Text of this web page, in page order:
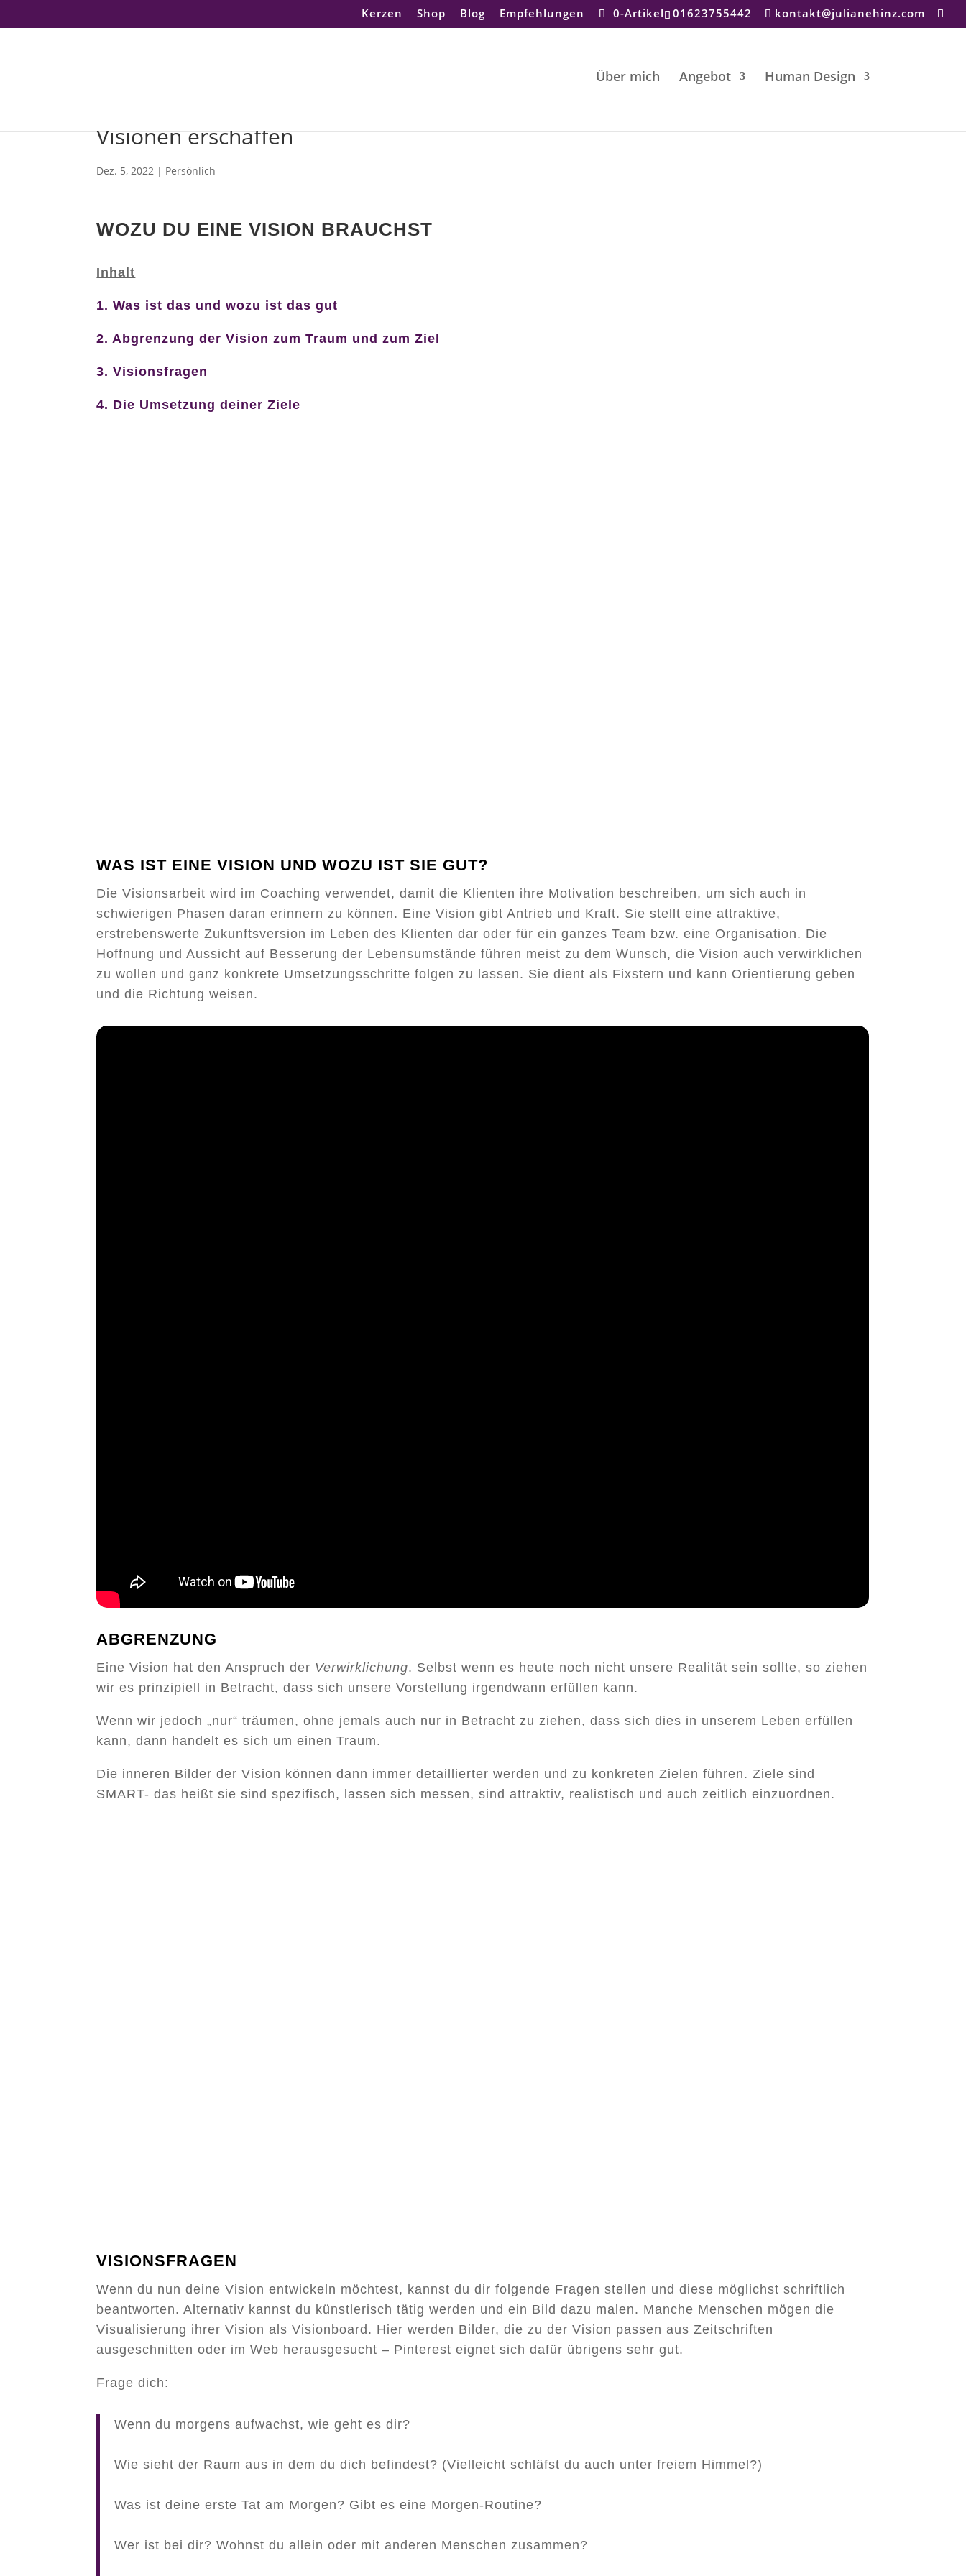
01623755442 kontakt@julianehinz.com
Kerzen Shop Blog Empfehlungen 0-Artikel
Über mich Angebot Human Design
Visionen erschaffen
Dez. 5, 2022 | Persönlich
WOZU DU EINE VISION BRAUCHST
Inhalt
1. Was ist das und wozu ist das gut
2. Abgrenzung der Vision zum Traum und zum Ziel
3. Visionsfragen
4. Die Umsetzung deiner Ziele
WAS IST EINE VISION UND WOZU IST SIE GUT?
Die Visionsarbeit wird im Coaching verwendet, damit die Klienten ihre Motivation beschreiben, um sich auch in
schwierigen Phasen daran erinnern zu können. Eine Vision gibt Antrieb und Kraft. Sie stellt eine attraktive,
erstrebenswerte Zukunftsversion im Leben des Klienten dar oder für ein ganzes Team bzw. eine Organisation. Die
Hoffnung und Aussicht auf Besserung der Lebensumstände führen meist zu dem Wunsch, die Vision auch verwirklichen
zu wollen und ganz konkrete Umsetzungsschritte folgen zu lassen. Sie dient als Fixstern und kann Orientierung geben
und die Richtung weisen.
ABGRENZUNG
Eine Vision hat den Anspruch der Verwirklichung. Selbst wenn es heute noch nicht unsere Realität sein sollte, so ziehen
wir es prinzipiell in Betracht, dass sich unsere Vorstellung irgendwann erfüllen kann.
Wenn wir jedoch „nur“ träumen, ohne jemals auch nur in Betracht zu ziehen, dass sich dies in unserem Leben erfüllen
kann, dann handelt es sich um einen Traum.
Die inneren Bilder der Vision können dann immer detaillierter werden und zu konkreten Zielen führen. Ziele sind
SMART- das heißt sie sind spezifisch, lassen sich messen, sind attraktiv, realistisch und auch zeitlich einzuordnen.
VISIONSFRAGEN
Wenn du nun deine Vision entwickeln möchtest, kannst du dir folgende Fragen stellen und diese möglichst schriftlich
beantworten. Alternativ kannst du künstlerisch tätig werden und ein Bild dazu malen. Manche Menschen mögen die
Visualisierung ihrer Vision als Visionboard. Hier werden Bilder, die zu der Vision passen aus Zeitschriften
ausgeschnitten oder im Web herausgesucht – Pinterest eignet sich dafür übrigens sehr gut.
Frage dich:
Wenn du morgens aufwachst, wie geht es dir?
Wie sieht der Raum aus in dem du dich befindest? (Vielleicht schläfst du auch unter freiem Himmel?)
Was ist deine erste Tat am Morgen? Gibt es eine Morgen-Routine?
Wer ist bei dir? Wohnst du allein oder mit anderen Menschen zusammen?